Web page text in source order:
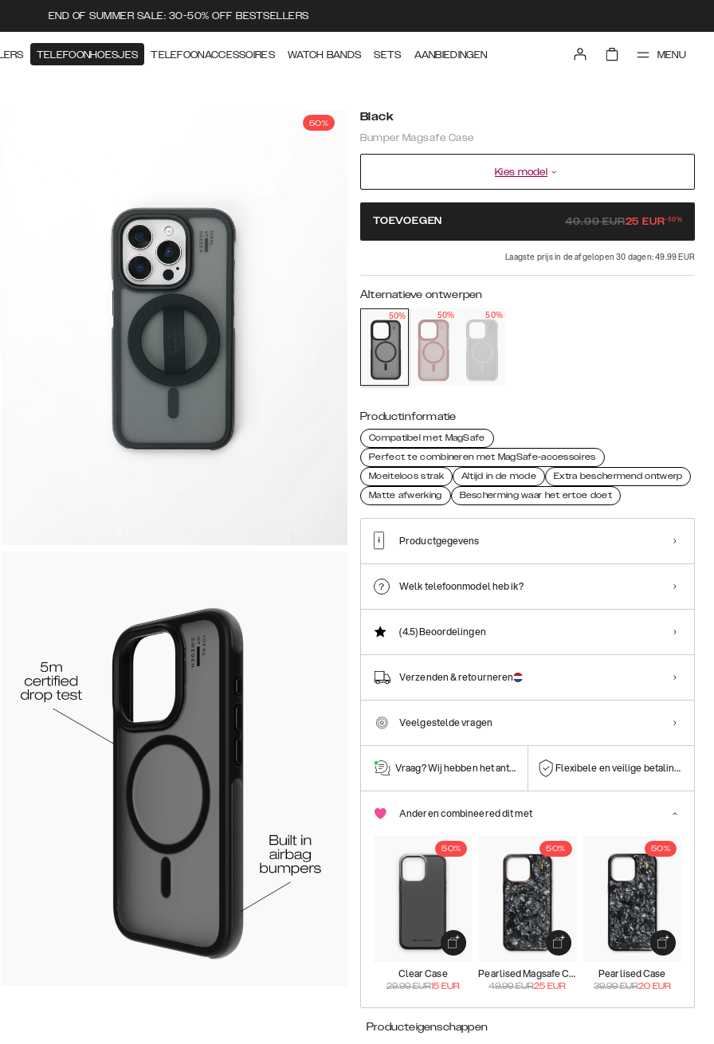
END OF SUMMER SALE: 30-50% OFF BESTSELLERS
TELEFOONHOESJES TELEFOONACCESSOIRES WATCH BANDS SETS AANBIEDINGEN MENU
50% Black
Bumper Magsafe Case
Kies model
TOEVOEGEN 49.99EUR25 EUR-50%
Laagste prijs in de afgelopen 30 dagen: 49.99 EUR
Alternatieve ontwerpen
50% 50% 50%
Productinformatie
Compatibel met MagSafe
Perfect te combineren met MagSafe-accessoires
Moeiteloos strak
Altijd in de mode
Extra beschermend ontwerp
Matte afwerking
Bescherming waar het ertoe doet
Productgegevens
Welk telefoonmodel heb ik?
(4.5)Beoordelingen
Verzenden & retourneren
Veelgestelde vragen
Vraag? Wij hebben het antwoord! Flexibele en veilige betalingen
Anderen combineered dit met
50%
Clear Case
29.99EUR15 EUR
50%
Pearlised Magsafe Case
49.99EUR25 EUR
50%
Pearlised Case
39.99EUR20 EUR
Producteigenschappen